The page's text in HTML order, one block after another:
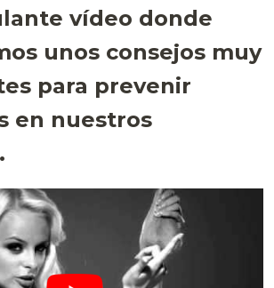
vídeo donde
unos consejos muy
para prevenir
en nuestros